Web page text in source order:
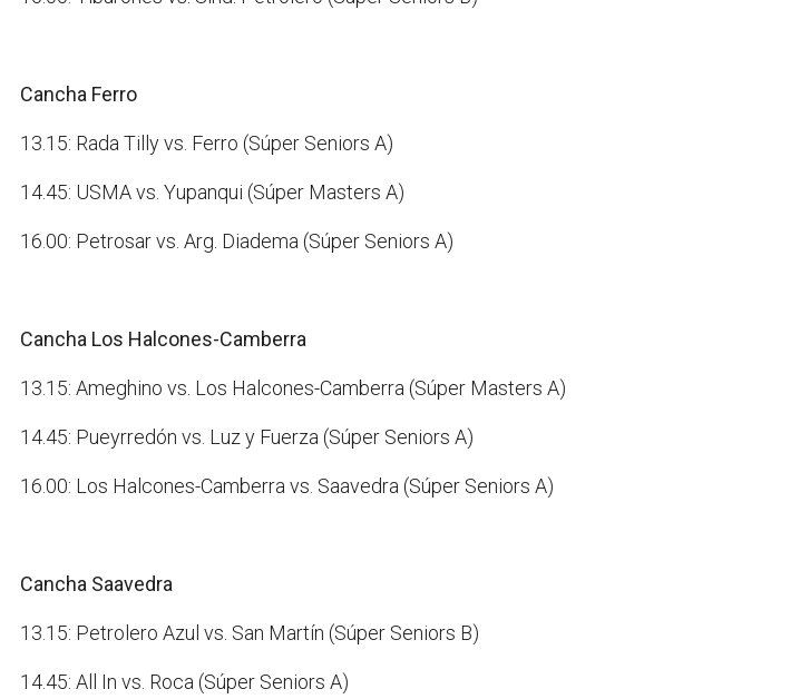
Cancha Ferro
13.15: Rada Tilly vs. Ferro (Súper Seniors A)
14.45: USMA vs. Yupanqui (Súper Masters A)
16.00: Petrosar vs. Arg. Diadema (Súper Seniors A)
Cancha Los Halcones-Camberra
13.15: Ameghino vs. Los Halcones-Camberra (Súper Masters A)
14.45: Pueyrredón vs. Luz y Fuerza (Súper Seniors A)
16.00: Los Halcones-Camberra vs. Saavedra (Súper Seniors A)
Cancha Saavedra
13.15: Petrolero Azul vs. San Martín (Súper Seniors B)
14.45: All In vs. Roca (Súper Seniors A)